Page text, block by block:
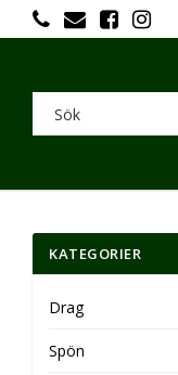
KATEGORIER
Drag
Spön